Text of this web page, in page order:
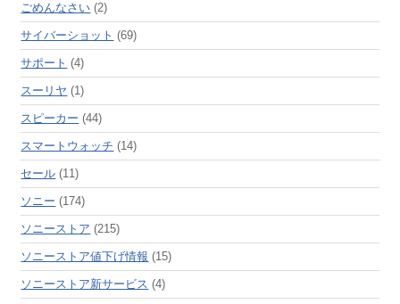
ごめんなさい (2)
サイバーショット (69)
サポート (4)
スーリヤ (1)
スピーカー (44)
スマートウォッチ (14)
セール (11)
ソニー (174)
ソニーストア (215)
ソニーストア値下げ情報 (15)
ソニーストア新サービス (4)